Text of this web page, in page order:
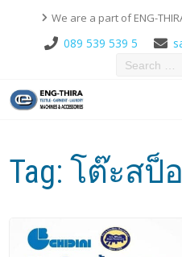
We are a part of ENG-
089 539 539 5
Tag:โต๊ะสป็